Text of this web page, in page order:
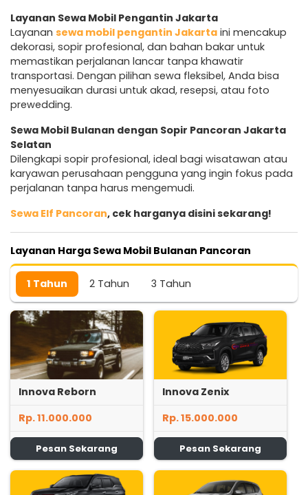
Layanan Sewa Mobil Pengantin Jakarta
Layanan sewa mobil pengantin Jakarta ini mencakup
dekorasi, sopir profesional, dan bahan bakar untuk
memastikan perjalanan lancar tanpa khawatir
transportasi. Dengan pilihan sewa fleksibel, Anda bisa
menyesuaikan durasi untuk akad, resepsi, atau foto
prewedding.
Sewa Mobil Bulanan dengan Sopir Pancoran Jakarta
Selatan
Dilengkapi sopir profesional, ideal bagi wisatawan atau
karyawan perusahaan pengguna yang ingin fokus pada
perjalanan tanpa harus mengemudi.
Sewa Elf Pancoran, cek harganya disini sekarang!
Layanan Harga Sewa Mobil Bulanan Pancoran
1 Tahun 2 Tahun 3 Tahun
Innova Reborn
Rp. 11.000.000
Pesan Sekarang
Innova Zenix
Rp. 15.000.000
Pesan Sekarang